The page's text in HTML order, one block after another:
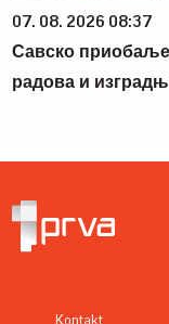
07. 08. 2026 08:37
Савско
радова и